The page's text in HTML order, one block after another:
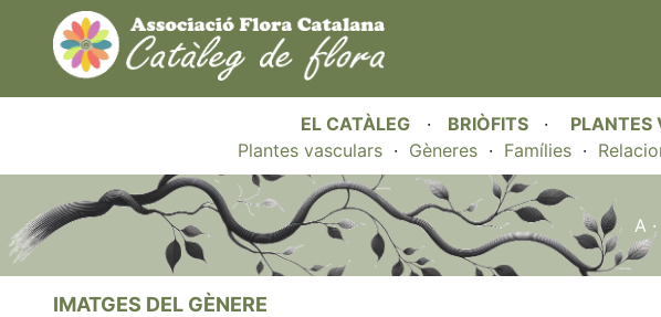
EL CATÀLEG · BRIÒFITS · PLANTES
Plantes vasculars· Gèneres· Famílies·
A ·
IMATGES DEL GÈNERE